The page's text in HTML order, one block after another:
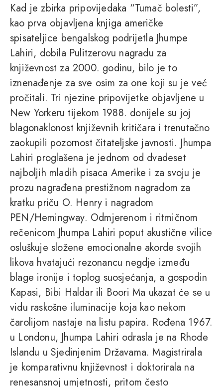
Kad je zbirka pripovijedaka “Tumač bolesti”,
kao prva objavljena knjiga američke
spisateljice bengalskog podrijetla Jhumpe
Lahiri, dobila Pulitzerovu nagradu za
književnost za 2000. godinu, bilo je to
iznenađenje za sve osim za one koji su je već
pročitali. Tri njezine pripovijetke objavljene u
New Yorkeru tijekom 1988. donijele su joj
blagonaklonost književnih kritičara i trenutačno
zaokupili pozornost čitateljske javnosti. Jhumpa
Lahiri proglašena je jednom od dvadeset
najboljih mladih pisaca Amerike i za svoju je
prozu nagrađena prestižnom nagradom za
kratku priču O. Henry i nagradom
PEN/Hemingway. Odmjerenom i ritmičnom
rečenicom Jhumpa Lahiri poput akustične vilice
osluškuje složene emocionalne akorde svojih
likova hvatajući rezonancu negdje između
blage ironije i toplog suosjećanja, a gospodin
Kapasi, Bibi Haldar ili Boori Ma ukazat će se u
vidu raskošne iluminacije koja kao nekom
čarolijom nastaje na listu papira. Rođena 1967.
u Londonu, Jhumpa Lahiri odrasla je na Rhode
Islandu u Sjedinjenim Državama. Magistrirala
je komparativnu književnost i doktorirala na
renesansnoj umjetnosti, pritom često